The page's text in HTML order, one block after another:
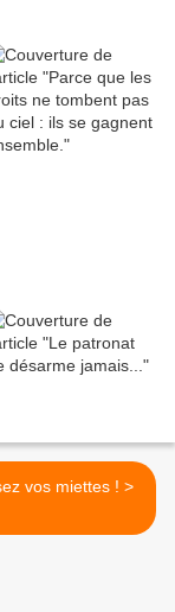
Ramassez vos miettes ! >